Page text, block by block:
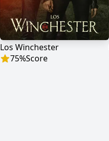
Los Winchester
75%Score